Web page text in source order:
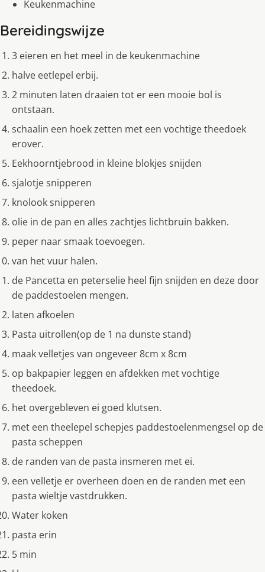
Keukenmachine
Bereidingswijze
3 eieren en het meel in de keukenmachine
halve eetlepel erbij.
2 minuten laten draaien tot er een mooie bol is
ontstaan.
schaalin een hoek zetten met een vochtige theedoek
erover.
Eekhoorntjebrood in kleine blokjes snijden
sjalotje snipperen
knolook snipperen
olie in de pan en alles zachtjes lichtbruin bakken.
peper naar smaak toevoegen.
van het vuur halen.
de Pancetta en peterselie heel fijn snijden en deze door
de paddestoelen mengen.
laten afkoelen
Pasta uitrollen(op de 1 na dunste stand)
maak velletjes van ongeveer 8cm x 8cm
op bakpapier leggen en afdekken met vochtige
theedoek.
het overgebleven ei goed klutsen.
met een theelepel schepjes paddestoelenmengsel op de
pasta scheppen
de randen van de pasta insmeren met ei.
een velletje er overheen doen en de randen met een
pasta wieltje vastdrukken.
Water koken
pasta erin
5 min